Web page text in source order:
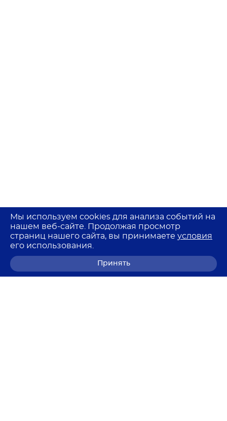
Мы используем cookies для анализа событий на
нашем веб-сайте. Продолжая просмотр
страниц нашего сайта, вы принимаете условия
его использования.
Принять